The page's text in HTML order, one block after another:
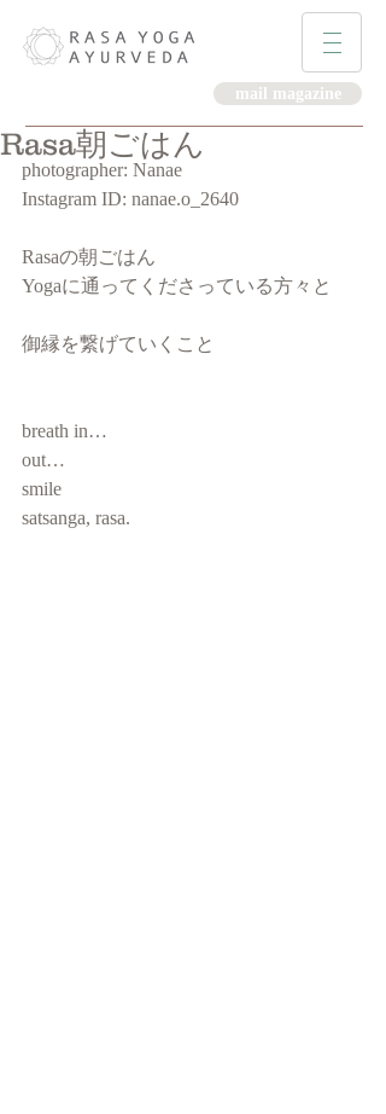
mail magazine
Rasa朝ごはん
photographer: Nanae
Instagram ID: nanae.o_2640
Rasaの朝ごはん
Yogaに通ってくださっている方々と
御縁を繋げていくこと
breath in…
out…
smile
satsanga, rasa.